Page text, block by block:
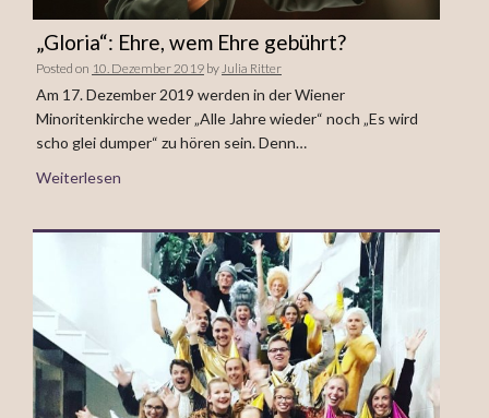
„Gloria“: Ehre, wem Ehre gebührt?
Posted on 10. Dezember 2019 by Julia Ritter
Am 17. Dezember 2019 werden in der Wiener
Minoritenkirche weder „Alle Jahre wieder“ noch „Es wird
scho glei dumper“ zu hören sein. Denn…
Weiterlesen